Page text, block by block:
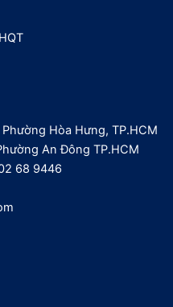
Hòa Hưng, TP.HCM
An Đông TP.HCM
68 9446